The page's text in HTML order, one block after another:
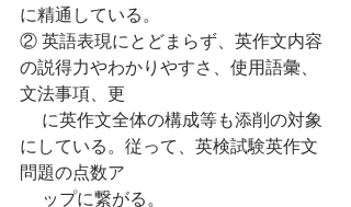
に精通している。
② 英語表現にとどまらず、英作文内容
の説得力やわかりやすさ、使用語彙、
文法事項、更
に英作文全体の構成等も添削の対象
にしている。従って、英検試験英作文
問題の点数ア
     ップに繋がる。